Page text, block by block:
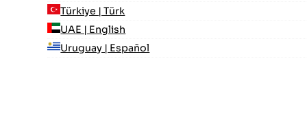
Türkiye | Türk
UAE | English
Uruguay | Español